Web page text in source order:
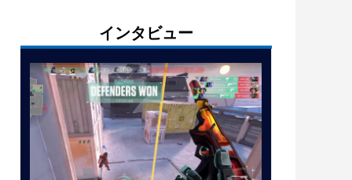
インタビュー